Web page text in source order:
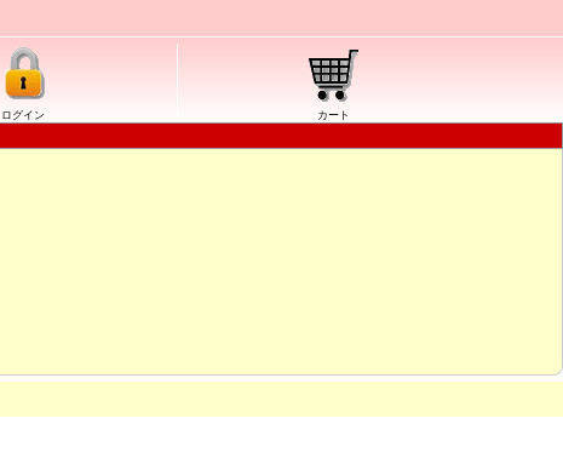
ログイン カート